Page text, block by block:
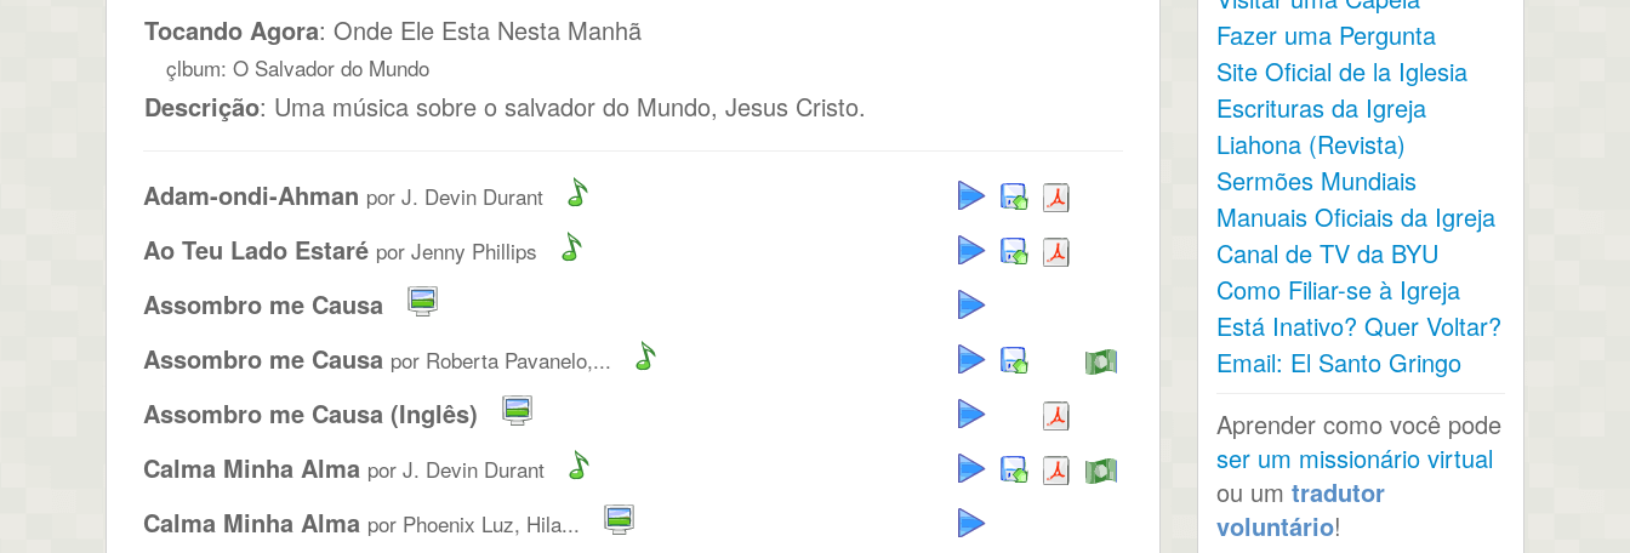
Tocando Agora: Onde Ele Esta Nesta Manhã
çlbum: O Salvador do Mundo
Descrição: Uma música sobre o salvador do Mundo, Jesus Cristo.
Adam-ondi-Ahman por J. Devin Durant
Ao Teu Lado Estaré por Jenny Phillips
Assombro me Causa
Assombro me Causa por Roberta Pavanelo,...
Assombro me Causa (Inglês)
Calma Minha Alma por J. Devin Durant
Calma Minha Alma por Phoenix Luz, Hila...
Fazer uma Pergunta
Site Oficial de la Iglesia
Escrituras da Igreja
Liahona (Revista)
Sermões Mundiais
Manuais Oficiais da Igreja
Canal de TV da BYU
Como Filiar-se à Igreja
Está Inativo? Quer Voltar?
Email: El Santo Gringo
Aprender como você pode
ser um missionário virtual
ou um tradutor
voluntário!